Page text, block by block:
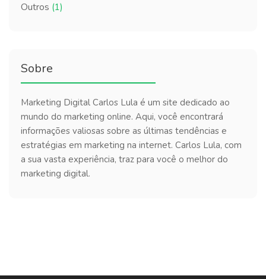
Outros (1)
Sobre
Marketing Digital Carlos Lula é um site dedicado ao
mundo do marketing online. Aqui, você encontrará
informações valiosas sobre as últimas tendências e
estratégias em marketing na internet. Carlos Lula, com
a sua vasta experiência, traz para você o melhor do
marketing digital.